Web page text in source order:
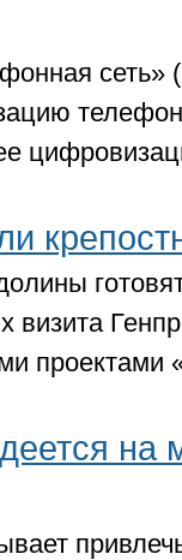
визита
проектами